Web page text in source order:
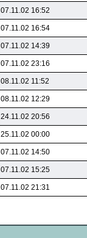
07.11.02 16:52
07.11.02 16:54
07.11.02 14:39
07.11.02 23:16
08.11.02 11:52
08.11.02 12:29
24.11.02 20:56
25.11.02 00:00
07.11.02 14:50
07.11.02 15:25
07.11.02 21:31